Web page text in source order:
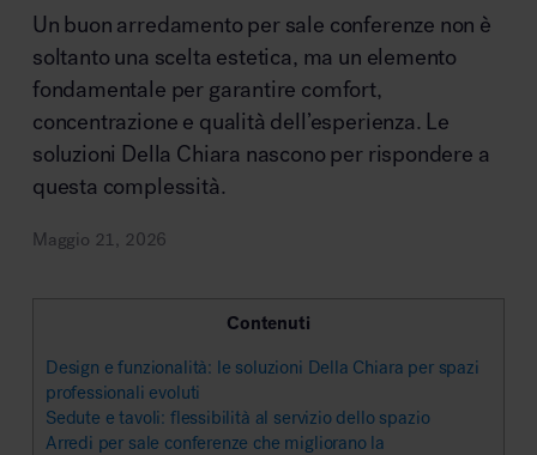
Comfort acustico
Accessori
Illuminazione
Area riunione e convegni
Area lounge e attesa
Un buon arredamento per sale conferenze non è
soltanto una scelta estetica, ma un elemento
fondamentale per garantire comfort,
concentrazione e qualità dell’esperienza. Le
soluzioni Della Chiara nascono per rispondere a
questa complessità.
Maggio 21, 2026
Contenuti
Design e funzionalità: le soluzioni Della Chiara per spazi
professionali evoluti
Sedute e tavoli: flessibilità al servizio dello spazio
Arredi per sale conferenze che migliorano la